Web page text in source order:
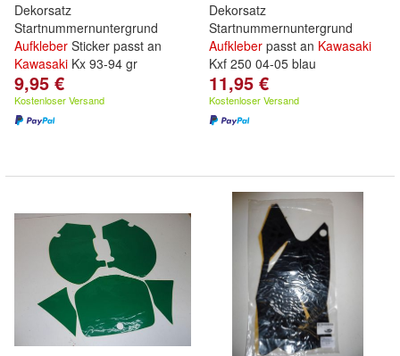
Dekorsatz
Startnummernuntergrund
Aufkleber Sticker passt an
Kawasaki Kx 93-94 gr
9,95 €
Kostenloser Versand
Dekorsatz
Startnummernuntergrund
Aufkleber passt an Kawasaki
Kxf 250 04-05 blau
11,95 €
Kostenloser Versand